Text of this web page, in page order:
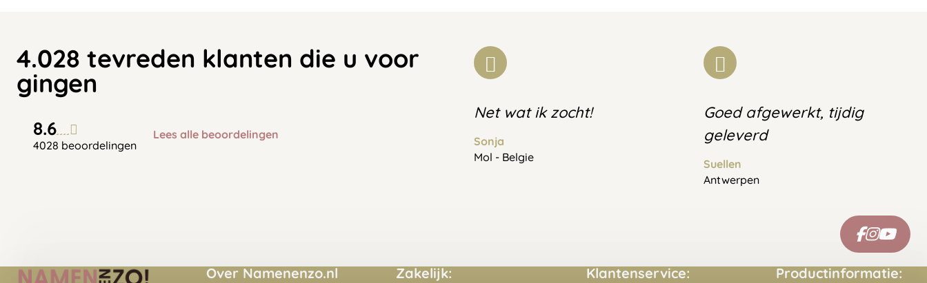
4.028 tevreden klanten die u voor
gingen
8.6
4028 beoordelingen
Lees alle beoordelingen
Net wat ik zocht!
Sonja
Mol - Belgie
Goed afgewerkt, tijdig
geleverd
Suellen
Antwerpen
Over Namenenzo.nl Zakelijk: Klantenservice: Productinformatie: